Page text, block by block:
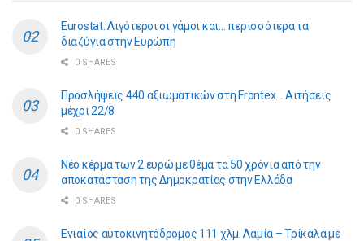
Eurostat: Λιγότεροι οι γάμοι και… περισσότερα τα
διαζύγια στην Ευρώπη
0 SHARES
Προσλήψεις 440 αξιωματικών στη Frontex… Αιτήσεις
μέχρι 22/8
0 SHARES
Νέο κέρμα των 2 ευρώ με θέμα τα 50 χρόνια από την
αποκατάσταση της Δημοκρατίας στην Ελλάδα
0 SHARES
Ενιαίος αυτοκινητόδρομος 111 χλμ. Λαμία – Τρίκαλα με